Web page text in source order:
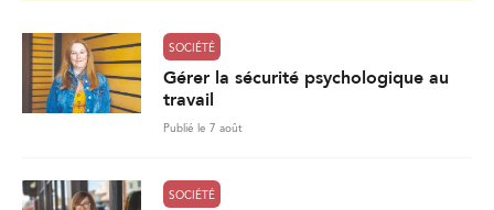
SOCIÉTÉ
Gérer la sécurité psychologique au
travail
Publié le 7 août
SOCIÉTÉ